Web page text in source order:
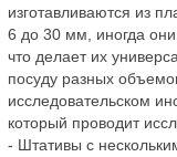
изготавливаются из
6 до 30 мм, иногда
что делает их
посуду разных
исследовательском
который проводит
- Штативы с